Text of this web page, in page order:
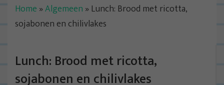
Home »Algemeen » Lunch: Brood met ricotta,
sojabonen en chilivlakes
Lunch: Brood met ricotta,
sojabonen en chilivlakes